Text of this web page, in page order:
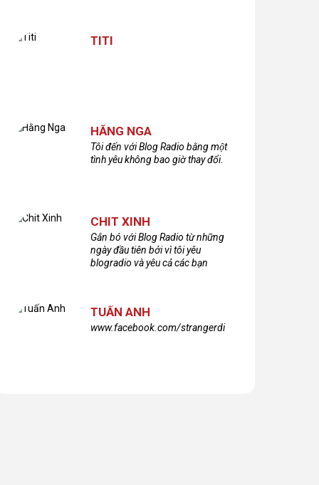
TITI
HẰNG NGA
Tôi đến với Blog Radio bằng một
tình yêu không bao giờ thay đổi.
CHIT XINH
Gắn bó với Blog Radio từ những
ngày đầu tiên bởi vì tôi yêu
blogradio và yêu cả các bạn
nhiều!
TUẤN ANH
www.facebook.com/strangerdi